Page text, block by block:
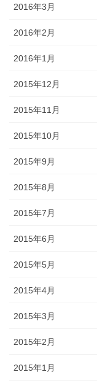
2016年3月
2016年2月
2016年1月
2015年12月
2015年11月
2015年10月
2015年9月
2015年8月
2015年7月
2015年6月
2015年5月
2015年4月
2015年3月
2015年2月
2015年1月